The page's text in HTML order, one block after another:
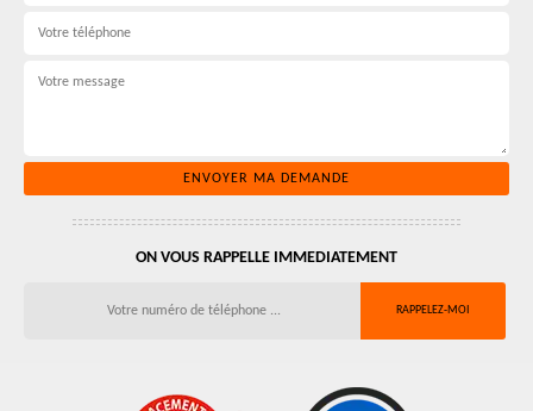
ON VOUS RAPPELLE IMMEDIATEMENT